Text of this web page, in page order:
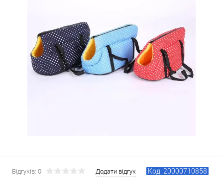
Відгуків: 0 Додати відгук Код: 20000710858